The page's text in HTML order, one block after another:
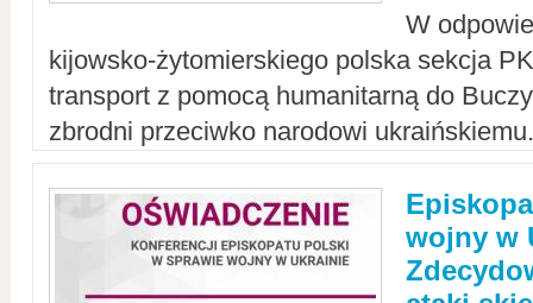
W
kijowsko-żytomierskiego polska sekcja
transport z pomocą humanitarną do
zbrodni przeciwko narodowi
wojny w